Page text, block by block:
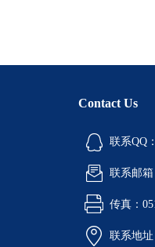
Contact Us
联系QQ
联系邮箱
传真：
联系地